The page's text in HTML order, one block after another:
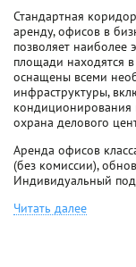
Стандартная
аренду, офисов в
позволяет наиболее
площади находятся
оснащены всеми
инфраструктуры,
кондиционирования
охрана делового
Аренда офисов
(без комиссии),
Индивидуальный
Читать далее